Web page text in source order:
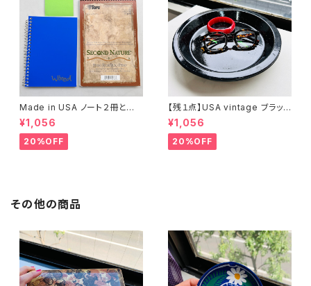
Made in USA ノート２冊とお
まけ
¥1,056
20%OFF
【残１点】USA vintage ブラック
琺瑯プレート
¥1,056
20%OFF
その他の商品